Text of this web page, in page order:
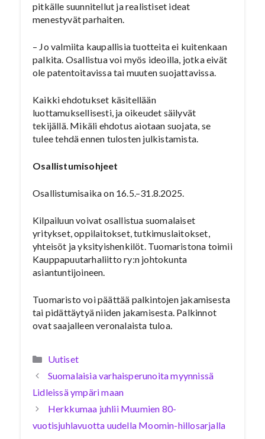
pitkälle suunnitellut ja realistiset ideat
menestyvät parhaiten.
– Jo valmiita kaupallisia tuotteita ei kuitenkaan
palkita. Osallistua voi myös ideoilla, jotka eivät
ole patentoitavissa tai muuten suojattavissa.
Kaikki ehdotukset käsitellään
luottamuksellisesti, ja oikeudet säilyvät
tekijällä. Mikäli ehdotus aiotaan suojata, se
tulee tehdä ennen tulosten julkistamista.
Osallistumisohjeet
Osallistumisaika on 16.5.–31.8.2025.
Kilpailuun voivat osallistua suomalaiset
yritykset, oppilaitokset, tutkimuslaitokset,
yhteisöt ja yksityishenkilöt. Tuomaristona toimii
Kauppapuutarhaliitto ry:n johtokunta
asiantuntijoineen.
Tuomaristo voi päättää palkintojen jakamisesta
tai pidättäytyä niiden jakamisesta. Palkinnot
ovat saajalleen veronalaista tuloa.
Kategoriat
Uutiset
Suomalaisia varhaisperunoita myynnissä
Lidleissä ympäri maan
Herkkumaa juhlii Muumien 80-
vuotisjuhlavuotta uudella Moomin-hillosarjalla